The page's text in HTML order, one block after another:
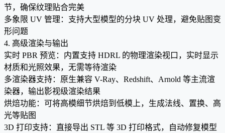
节，确保纹理贴合完美
多象限 UV 管理：支持大型模型的分块 UV 处理，避免贴图变
形问题
4. 高级渲染与输出
实时 PBR 预览：内置支持 HDRL 的物理渲染视口，实时显示
材质和光照效果，无需等待渲染
多渲染器支持：原生兼容 V-Ray、Redshift、Arnold 等主流渲
染器，输出影视级渲染结果
烘焙功能：可将高模细节烘焙到低模上，生成法线、置换、高
光等贴图
3D 打印支持：直接导出 STL 等 3D 打印格式，自动修复模型